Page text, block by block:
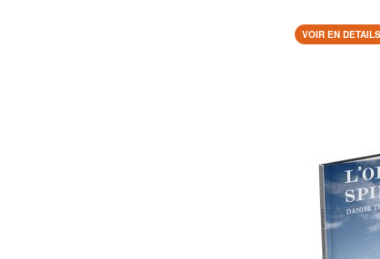
VOIR EN DETAILS